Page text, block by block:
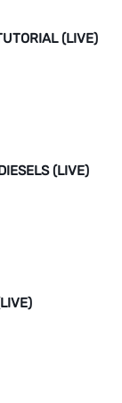
(LIVE)
(LIVE)